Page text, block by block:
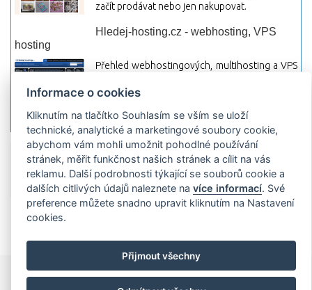
začít prodávat nebo jen nakupovat.
Hledej-hosting.cz - webhosting, VPS
hosting
Přehled webhostingových, multihosting a VPS
pokročilého vyhledávání a porovnávání.
Najděte si jednoduše vhodný hosting.
Přidat server Propagace Co je RSS o
rssMonitor.cz Partneři Reklama Podmínky používání Ochrana
osobních údajů
Kontakt
Copyright © 2009 rssMonitor.cz Všechny práva vyhrazené. Autor a
provozovatel nezodpovídá za obsah a jeho následky.
Informace o cookies
Kliknutím na tlačítko Souhlasím se vším se uloží
technické, analytické a marketingové soubory cookie,
abychom vám mohli umožnit pohodlné používání
stránek, měřit funkčnost našich stránek a cílit na vás
reklamu. Další podrobnosti týkající se souborů cookie a
dalších citlivých údajů naleznete navíce informací. Své
preference můžete snadno upravit kliknutím na Nastavení
cookies.
Přijmout všechny